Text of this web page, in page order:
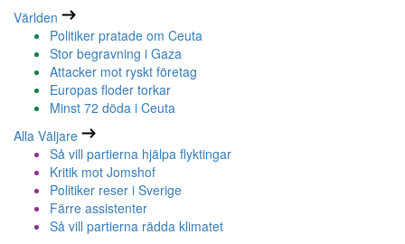
Världen
Politiker pratade om Ceuta
Stor begravning i Gaza
Attacker mot ryskt företag
Europas floder torkar
Minst 72 döda i Ceuta
Alla Väljare
Så vill partierna hjälpa flyktingar
Kritik mot Jomshof
Politiker reser i Sverige
Färre assistenter
Så vill partierna rädda klimatet